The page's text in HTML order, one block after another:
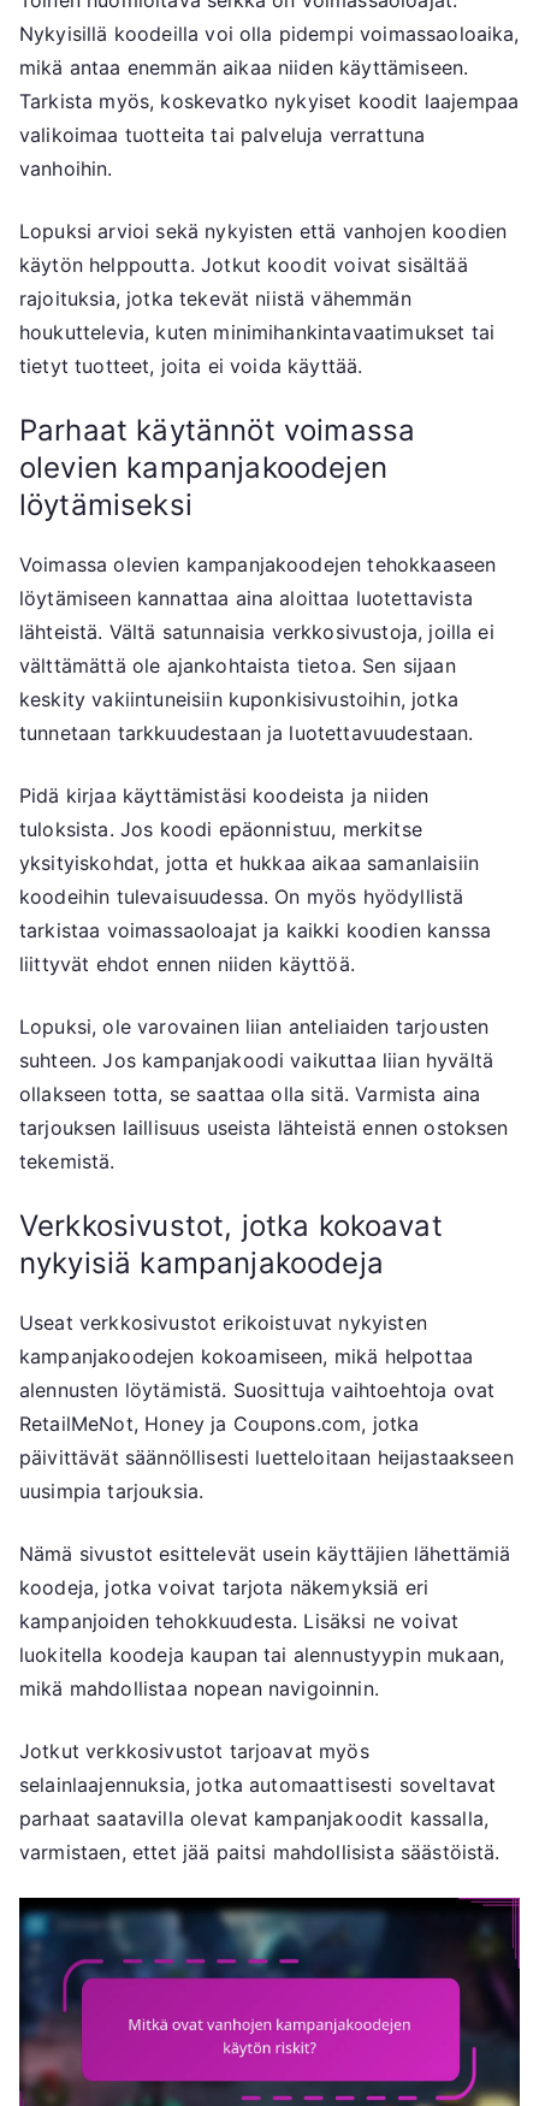
Nykyisillä koodeilla voi olla pidempi voimassaoloaika,
mikä antaa enemmän aikaa niiden käyttämiseen.
Tarkista myös, koskevatko nykyiset koodit laajempaa
valikoimaa tuotteita tai palveluja verrattuna
vanhoihin.
Lopuksi arvioi sekä nykyisten että vanhojen koodien
käytön helppoutta. Jotkut koodit voivat sisältää
rajoituksia, jotka tekevät niistä vähemmän
houkuttelevia, kuten minimihankintavaatimukset tai
tietyt tuotteet, joita ei voida käyttää.
Parhaat käytännöt voimassa
olevien kampanjakoodejen
löytämiseksi
Voimassa olevien kampanjakoodejen tehokkaaseen
löytämiseen kannattaa aina aloittaa luotettavista
lähteistä. Vältä satunnaisia verkkosivustoja, joilla ei
välttämättä ole ajankohtaista tietoa. Sen sijaan
keskity vakiintuneisiin kuponkisivustoihin, jotka
tunnetaan tarkkuudestaan ja luotettavuudestaan.
Pidä kirjaa käyttämistäsi koodeista ja niiden
tuloksista. Jos koodi epäonnistuu, merkitse
yksityiskohdat, jotta et hukkaa aikaa samanlaisiin
koodeihin tulevaisuudessa. On myös hyödyllistä
tarkistaa voimassaoloajat ja kaikki koodien kanssa
liittyvät ehdot ennen niiden käyttöä.
Lopuksi, ole varovainen liian anteliaiden tarjousten
suhteen. Jos kampanjakoodi vaikuttaa liian hyvältä
ollakseen totta, se saattaa olla sitä. Varmista aina
tarjouksen laillisuus useista lähteistä ennen ostoksen
tekemistä.
Verkkosivustot, jotka kokoavat
nykyisiä kampanjakoodeja
Useat verkkosivustot erikoistuvat nykyisten
kampanjakoodejen kokoamiseen, mikä helpottaa
alennusten löytämistä. Suosittuja vaihtoehtoja ovat
RetailMeNot, Honey ja Coupons.com, jotka
päivittävät säännöllisesti luetteloitaan heijastaakseen
uusimpia tarjouksia.
Nämä sivustot esittelevät usein käyttäjien lähettämiä
koodeja, jotka voivat tarjota näkemyksiä eri
kampanjoiden tehokkuudesta. Lisäksi ne voivat
luokitella koodeja kaupan tai alennustyypin mukaan,
mikä mahdollistaa nopean navigoinnin.
Jotkut verkkosivustot tarjoavat myös
selainlaajennuksia, jotka automaattisesti soveltavat
parhaat saatavilla olevat kampanjakoodit kassalla,
varmistaen, ettet jää paitsi mahdollisista säästöistä.